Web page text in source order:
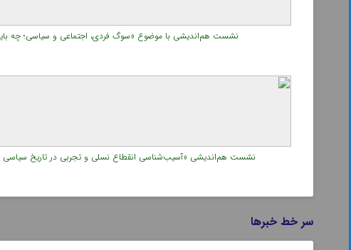
نشست هم‌اندیشی با موضوع «سوگ فردی، اجتماعی و سیاسی؛ چه باید
نشست هم‌اندیشی «آسیب‌شناسی انقطاع نسلی و تجربی در تاریخ سیاسی
سر خط خبرها